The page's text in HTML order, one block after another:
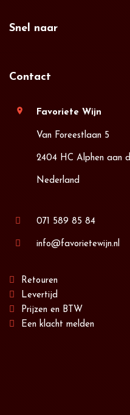
Snel naar
Contact
location_on Favoriete Wijn
Van Foreestlaan 5
2404 HC Alphen aan
Nederland
071 589 85 84
info@favorietewijn.nl
Retouren
Levertijd
Prijzen en BTW
Een klacht melden